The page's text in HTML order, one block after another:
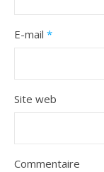
E-mail *
Site web
Commentaire